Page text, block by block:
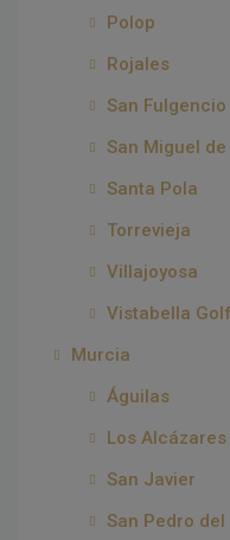
Polop
Rojales
San
San Miguel
Santa Pola
Torrevieja
Villajoyosa
Vistabella Golf
Murcia
Águilas
Los Alcázares
San Javier
San Pedro